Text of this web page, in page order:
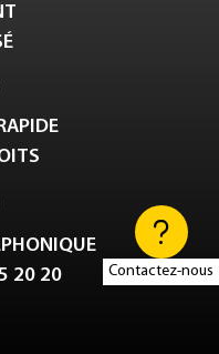
Contactez-nous
20 20